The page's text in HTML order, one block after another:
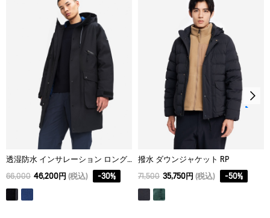
60℃。
脱水後、つり干し乾燥がよい。
アイロン仕上げ処理はできない。
ドライクリーニング処理ができない。
ウェットクリーニング処理ができる。：通常の処理
67
69
L 68 71
XL 70 73
透湿防水 インサレーション ロングジャケット
66,000 46,200円 (税込) -30%
撥水 ダウンジャケット RP
71,500 35,750円 (税込) -50%